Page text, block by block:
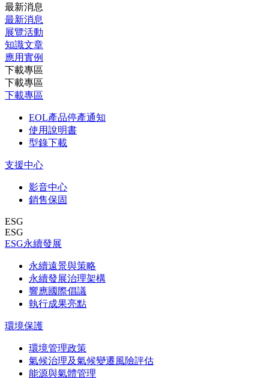
最新消息
最新消息
展覽活動
知識⽂章
應⽤實例
下載專區
下載專區
下載專區
EOL產品停產通知
使用說明書
型錄下載
支援中心
影音中心
銷售保固
ESG
ESG
ESG永續發展
永續遠景與策略
永續發展治理架構
響應國際倡議
執行成果亮點
環境保護
環境管理政策
氣候治理及氣候變遷風險評估
能源與氣體管理